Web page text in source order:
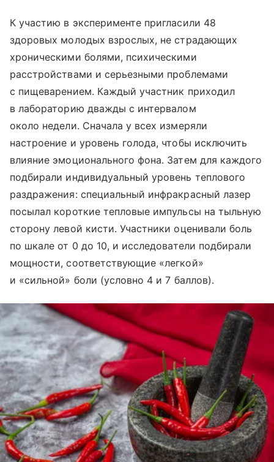
К участию в эксперименте пригласили 48
здоровых молодых взрослых, не страдающих
хроническими болями, психическими
расстройствами и серьезными проблемами
с пищеварением. Каждый участник приходил
в лабораторию дважды с интервалом
около недели. Сначала у всех измеряли
настроение и уровень голода, чтобы исключить
влияние эмоционального фона. Затем для каждого
подбирали индивидуальный уровень теплового
раздражения: специальный инфракрасный лазер
посылал короткие тепловые импульсы на тыльную
сторону левой кисти. Участники оценивали боль
по шкале от 0 до 10, и исследователи подбирали
мощности, соответствующие «легкой»
и «сильной» боли (условно 4 и 7 баллов).